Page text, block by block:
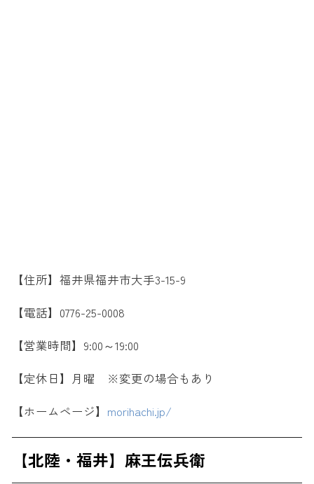
【住所】福井県福井市大手3-15-9
【電話】0776-25-0008
【営業時間】9:00～19:00
【定休日】月曜 ※変更の場合もあり
【ホームページ】 morihachi.jp/
【北陸・福井】麻王伝兵衛